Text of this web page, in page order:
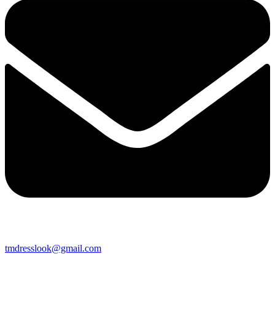
tmdresslook@gmail.com